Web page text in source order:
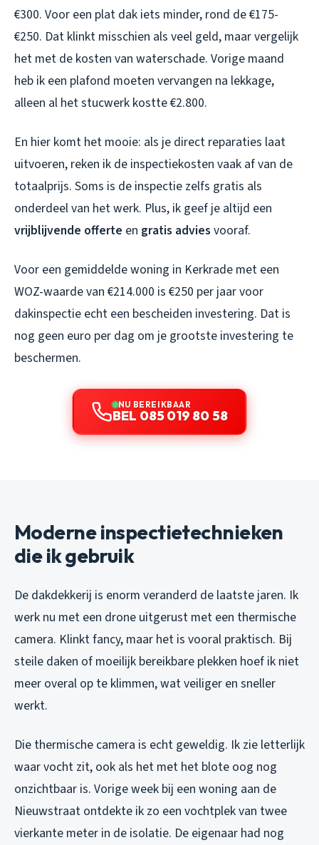
€300. Voor een plat dak iets minder, rond de €175-
€250. Dat klinkt misschien als veel geld, maar vergelijk
het met de kosten van waterschade. Vorige maand
heb ik een plafond moeten vervangen na lekkage,
alleen al het stucwerk kostte €2.800.
En hier komt het mooie: als je direct reparaties laat
uitvoeren, reken ik de inspectiekosten vaak af van de
totaalprijs. Soms is de inspectie zelfs gratis als
onderdeel van het werk. Plus, ik geef je altijd een
vrijblijvende offerte en gratis advies vooraf.
Voor een gemiddelde woning in Kerkrade met een
WOZ-waarde van €214.000 is €250 per jaar voor
dakinspectie echt een bescheiden investering. Dat is
nog geen euro per dag om je grootste investering te
beschermen.
NU BEREIKBAAR
BEL 085 019 80 58
Moderne inspectietechnieken
die ik gebruik
De dakdekkerij is enorm veranderd de laatste jaren. Ik
werk nu met een drone uitgerust met een thermische
camera. Klinkt fancy, maar het is vooral praktisch. Bij
steile daken of moeilijk bereikbare plekken hoef ik niet
meer overal op te klimmen, wat veiliger en sneller
werkt.
Die thermische camera is echt geweldig. Ik zie letterlijk
waar vocht zit, ook als het met het blote oog nog
onzichtbaar is. Vorige week bij een woning aan de
Nieuwstraat ontdekte ik zo een vochtplek van twee
vierkante meter in de isolatie. De eigenaar had nog